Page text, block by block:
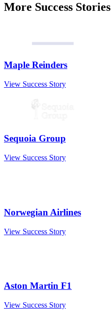
More Success Stories
Maple Reinders
View Success Story
Sequoia Group
View Success Story
Norwegian Airlines
View Success Story
Aston Martin F1
View Success Story